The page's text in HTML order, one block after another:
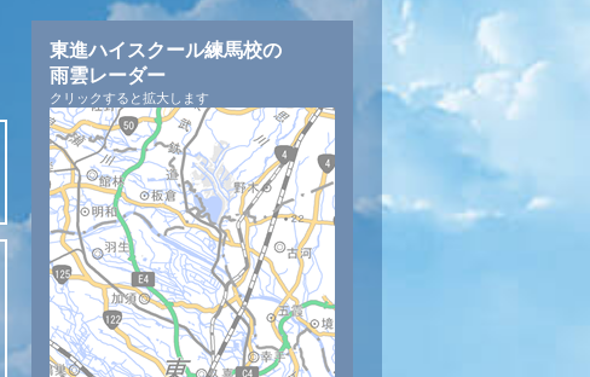
東進ハイスクール練馬校の
雨雲レーダー
クリックすると拡大します